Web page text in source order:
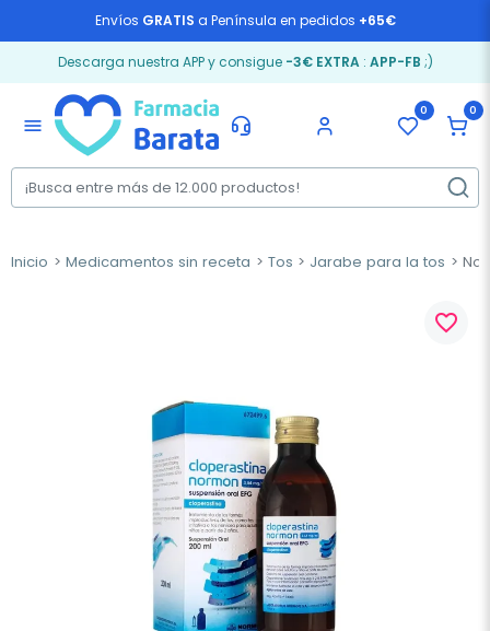
Envíos GRATIS a Península en pedidos +65€
Descarga nuestra APP y consigue -3€ EXTRA: APP-FB ;)
menu
0 0
Inicio Medicamentos sin receta Tos Jarabe para la tos
favorite_border